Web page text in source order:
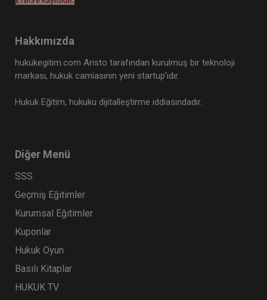
Tüketici Hukuku Enstitüsü
X. Oturum
360 TL
Tüketici Hukuku Enstitüsü
Hakkımızda
hukukegitim.com Aristo tarafından kurulmuş bir teknoloji
markası, hukuk camiasının yeni startup’ıdır.
Hukuk Eğitim, hukuku dijitalleştirme iddiasındadır.
Diğer Menü
SSS
Geçmiş Eğitimler
Kurumsal Eğitimler
Kuponlar
Hukuk Oyun
Basılı Kitaplar
HUKUK TV